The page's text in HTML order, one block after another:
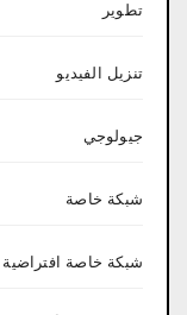
تطوير
تنزيل الفيديو
جيولوجي
شبكة خاصة
شبكة خاصة افتراضية